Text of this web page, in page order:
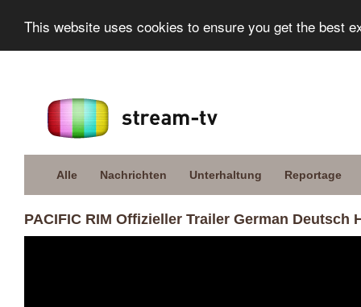
This website uses cookies to ensure you get the best
Alle Nachrichten Unterhaltung Reportage
PACIFIC RIM Offizieller Trailer German Deutsch